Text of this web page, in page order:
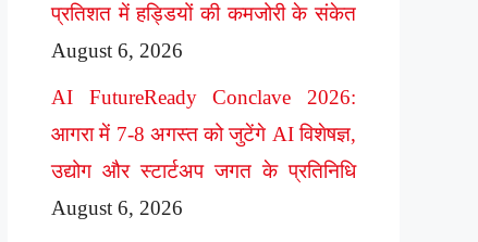
प्रतिशत में हड्डियों की कमजोरी के संकेत
August 6, 2026
AI FutureReady Conclave 2026:
आगरा में 7-8 अगस्त को जुटेंगे AI विशेषज्ञ,
उद्योग और स्टार्टअप जगत के प्रतिनिधि
August 6, 2026